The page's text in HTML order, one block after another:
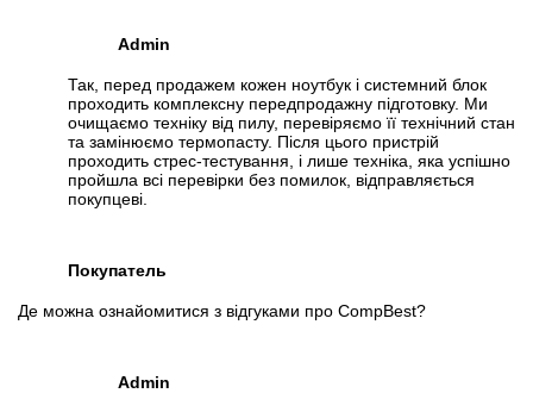
Admin
Так, перед продажем кожен ноутбук і системний блок
проходить комплексну передпродажну підготовку. Ми
очищаємо техніку від пилу, перевіряємо її технічний стан
та замінюємо термопасту. Після цього пристрій
проходить стрес-тестування, і лише техніка, яка успішно
пройшла всі перевірки без помилок, відправляється
покупцеві.
Покупатель
Де можна ознайомитися з відгуками про CompBest?
Admin